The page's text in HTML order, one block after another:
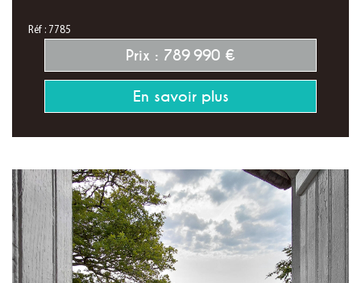
Réf : 7785
Prix : 789 990 €
En savoir plus